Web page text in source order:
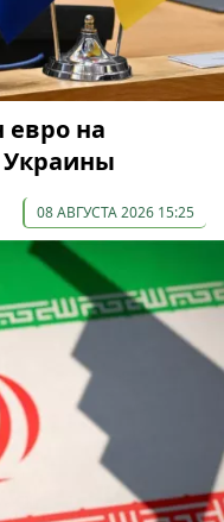
на
Украины
08 АВГУСТА 2026 15:25